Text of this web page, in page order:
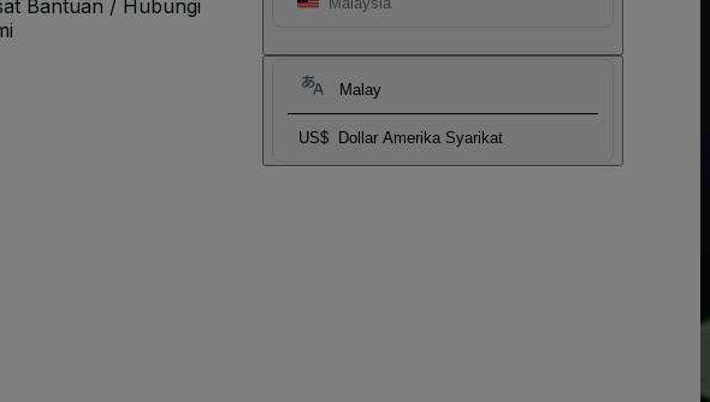
Malay
US$ Dollar Amerika Syarikat
Bantuan / Hubungi